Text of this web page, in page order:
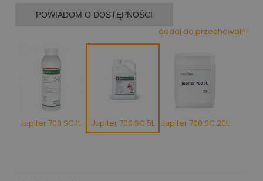
Jupiter 700 SC 1L Jupiter 700 SC 5L Jupiter 700 SC 20L
POWIADOM O DOSTĘPNOŚCI
dodaj do przechowalni